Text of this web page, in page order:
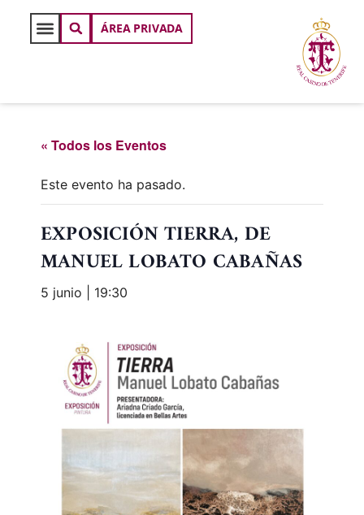
ÁREA PRIVADA
« Todos los Eventos
Este evento ha pasado.
EXPOSICIÓN TIERRA, DE
MANUEL LOBATO CABAÑAS
5 junio | 19:30